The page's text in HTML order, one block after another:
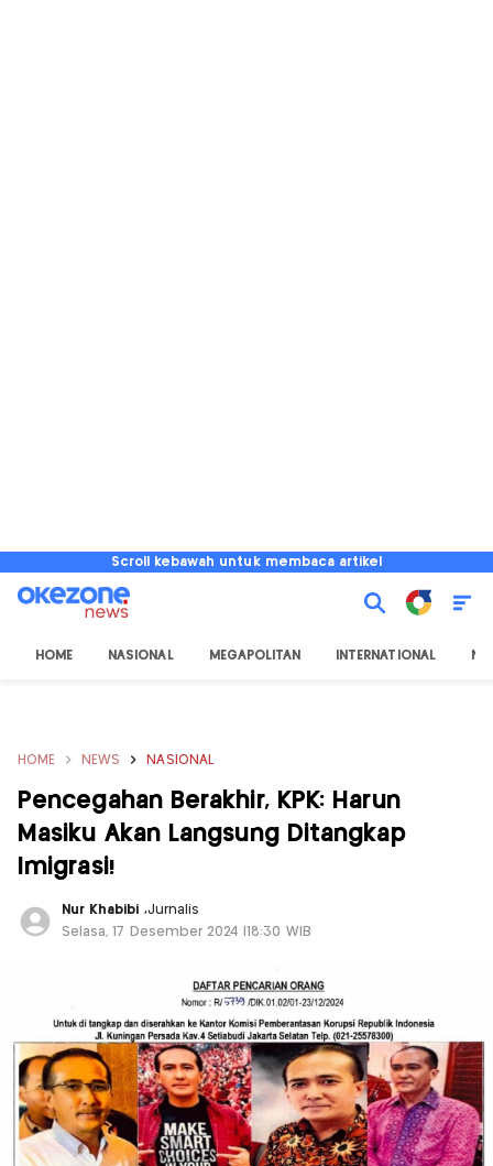
Scroll kebawah untuk membaca artikel
HOME NASIONAL MEGAPOLITAN INTERNATIONAL
HOME NEWS NASIONAL
Pencegahan Berakhir, KPK: Harun
Masiku Akan Langsung Ditangkap
Imigrasi!
Nur Khabibi ,Jurnalis
Selasa, 17 Desember 2024 |18:30 WIB